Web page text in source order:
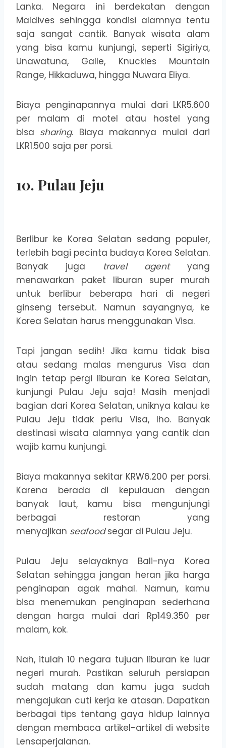
Lanka. Negara ini berdekatan dengan
Maldives sehingga kondisi alamnya tentu
saja sangat cantik. Banyak wisata alam
yang bisa kamu kunjungi, seperti Sigiriya,
Unawatuna, Galle, Knuckles Mountain
Range, Hikkaduwa, hingga Nuwara Eliya.
Biaya penginapannya mulai dari LKR5.600
per malam di motel atau hostel yang
bisa sharing. Biaya makannya mulai dari
LKR1.500 saja per porsi.
10. Pulau Jeju
Berlibur ke Korea Selatan sedang populer,
terlebih bagi pecinta budaya Korea Selatan.
Banyak juga
travel agentyang
menawarkan paket liburan super murah
untuk berlibur beberapa hari di negeri
ginseng tersebut. Namun sayangnya, ke
Korea Selatan harus menggunakan Visa.
Tapi jangan sedih! Jika kamu tidak bisa
atau sedang malas mengurus Visa dan
ingin tetap pergi liburan ke Korea Selatan,
kunjungi Pulau Jeju saja! Masih menjadi
bagian dari Korea Selatan, uniknya kalau ke
Pulau Jeju tidak perlu Visa, lho. Banyak
destinasi wisata alamnya yang cantik dan
wajib kamu kunjungi.
Biaya makannya sekitar KRW6.200 per porsi.
Karena berada di kepulauan dengan
banyak laut, kamu bisa mengunjungi
berbagai restoran yang
menyajikan seafoodsegar di Pulau Jeju.
Pulau Jeju selayaknya Bali-nya Korea
Selatan sehingga jangan heran jika harga
penginapan agak mahal. Namun, kamu
bisa menemukan penginapan sederhana
dengan harga mulai dari Rp149.350 per
malam, kok.
Nah, itulah 10 negara tujuan liburan ke luar
negeri murah. Pastikan seluruh persiapan
sudah matang dan kamu juga sudah
mengajukan cuti kerja ke atasan. Dapatkan
berbagai tips tentang gaya hidup lainnya
dengan membaca artikel-artikel di website
Lensaperjalanan.